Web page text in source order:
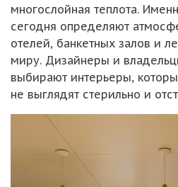
многослойная теплота.
сегодня определяют
отелей, банкетных залов и
миру. Дизайнеры и
выбирают интерьеры,
не выглядят стерильно и